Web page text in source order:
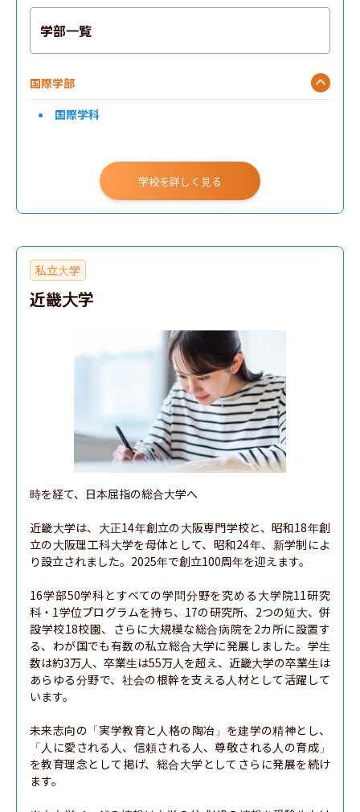
学部一覧
国際学部
国際学科
学校を詳しく見る
私立大学
近畿大学
時を経て、日本屈指の総合大学へ
近畿大学は、大正14年創立の大阪専門学校と、昭和18年創
立の大阪理工科大学を母体として、昭和24年、新学制によ
り設立されました。2025年で創立100周年を迎えます。
16学部50学科とすべての学問分野を究める大学院11研究
科・1学位プログラムを持ち、17の研究所、2つの短大、併
設学校18校園、さらに大規模な総合病院を2カ所に設置す
る、わが国でも有数の私立総合大学に発展しました。学生
数は約3万人、卒業生は55万人を超え、近畿大学の卒業生は
あらゆる分野で、社会の根幹を支える人材として活躍して
います。
未来志向の「実学教育と人格の陶冶」を建学の精神とし、
「人に愛される人、信頼される人、尊敬される人の育成」
を教育理念として掲げ、総合大学としてさらに発展を続け
ます。